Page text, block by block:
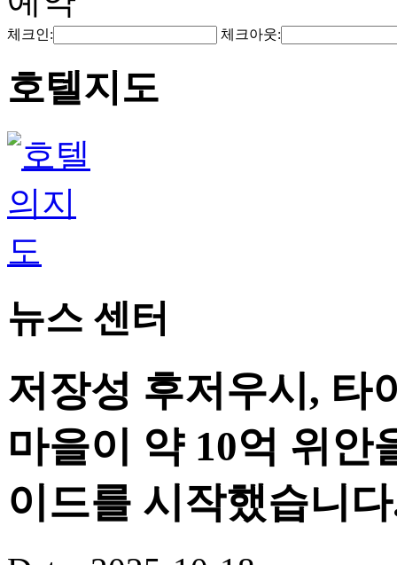
체크인: 체크아웃:
호텔지도
뉴스 센터
저장성 후저우시, 타
마을이 약 10억 위안
이드를 시작했습니